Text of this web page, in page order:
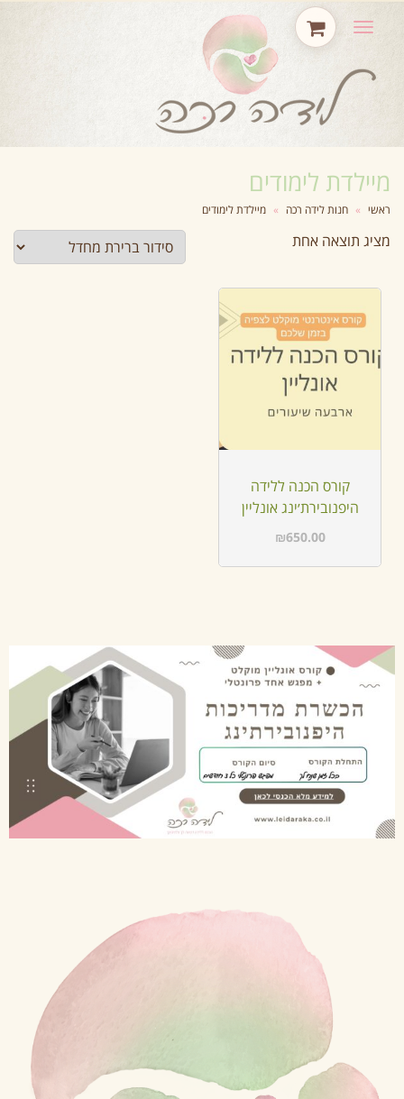
תפריט
מיילדת לימודים
ראשי » חנות לידה רכה » מיילדת לימודים
מציג תוצאה אחת
קורס הכנה ללידה
היפנובירת׳ינג אונליין
₪650.00